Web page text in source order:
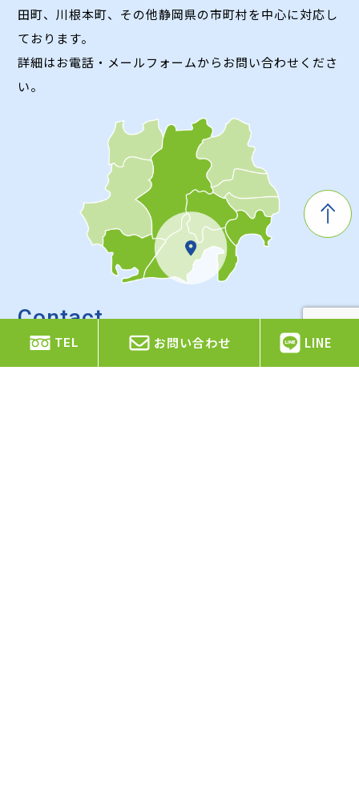
田町、川根本町、 その他静岡県の市町村を中心に対応し
ております。
詳細はお電話・メールフォームからお問い合わせくださ
い。
Contact
お問い合わせ
お見積もり依頼やご質問・ご相談などがありましたら、
TEL お問い合わせ LINE